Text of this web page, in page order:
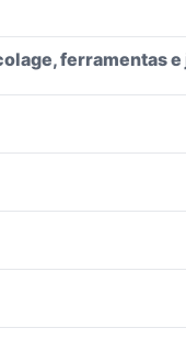
ferramentas e